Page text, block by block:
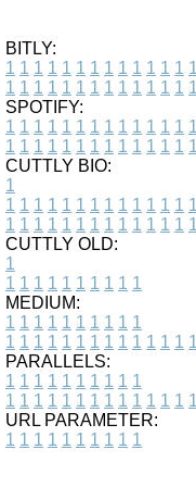
BITLY:
1 1 1 1 1 1 1 1 1 1 1 1 1 1
1 1 1 1 1 1 1 1 1 1 1 1 1 1
SPOTIFY:
1 1 1 1 1 1 1 1 1 1 1 1 1 1
1 1 1 1 1 1 1 1 1 1 1 1 1 1
CUTTLY BIO:
1
1 1 1 1 1 1 1 1 1 1 1 1 1 1
1 1 1 1 1 1 1 1 1 1 1 1 1 1
CUTTLY OLD:
1
1 1 1 1 1 1 1 1 1 1
MEDIUM:
1 1 1 1 1 1 1 1 1 1
1 1 1 1 1 1 1 1 1 1 1 1 1 1
PARALLELS:
1 1 1 1 1 1 1 1 1 1
1 1 1 1 1 1 1 1 1 1 1 1 1 1
URL PARAMETER:
1 1 1 1 1 1 1 1 1 1